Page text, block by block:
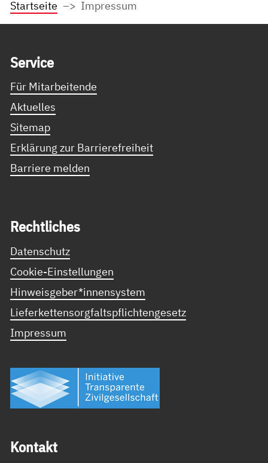
Startseite
Impressum
Ser­vice
Für Mitarbeitende
Aktuelles
Sitemap
Erklärung zur Barrierefreiheit
Barriere melden
Recht­li­ches
Datenschutz
Cookie-Einstellungen
Hinweisgeber*innensystem
Lieferkettensorgfaltspflichtengesetz
Impressum
Kon­takt